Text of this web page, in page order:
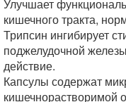
Улучшает
кишечного тракта,
Трипсин ингибирует
поджелудочной
действие.
Капсулы содержат
кишечнорастворимой